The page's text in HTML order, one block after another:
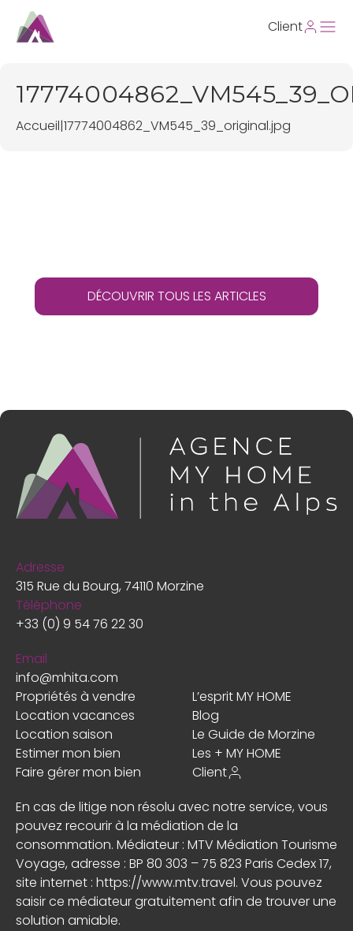
Client
Accueil|17774004862_VM545_39_original.jpg
DÉCOUVRIR TOUS LES ARTICLES
Propriétés à vendre
L’esprit MY HOME
Location vacances
Blog
Location saison
Le Guide de Morzine
Estimer mon bien
Les + MY HOME
Faire gérer mon bien
Client
Adresse
315 Rue du Bourg, 74110 Morzine
Téléphone
+33 (0) 9 54 76 22 30
Email
info@mhita.com
En cas de litige non résolu avec notre service, vous
pouvez recourir à la médiation de la
consommation. Médiateur : MTV Médiation Tourisme
Voyage, adresse : BP 80 303 – 75 823 Paris Cedex 17,
site internet : https://www.mtv.travel. Vous pouvez
saisir ce médiateur gratuitement afin de trouver une
solution amiable.